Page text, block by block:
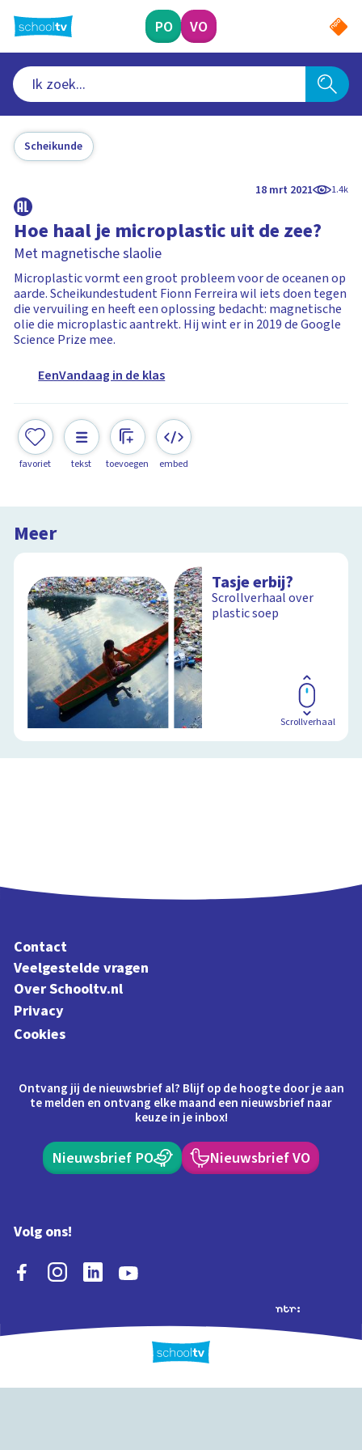
naar
hoofdinhoud
PO VO
Scheikunde
18 mrt 2021 1.4k
Hoe haal je microplastic uit de zee?
Met magnetische slaolie
Microplastic vormt een groot probleem voor de oceanen op
aarde. Scheikundestudent Fionn Ferreira wil iets doen tegen
die vervuiling en heeft een oplossing bedacht: magnetische
olie die microplastic aantrekt. Hij wint er in 2019 de Google
Science Prize mee.
EenVandaag in de klas
favoriet tekst toevoegen embed
Meer
Tasje erbij?
Scrollverhaal over
plastic soep
Scrollverhaal
Contact
Veelgestelde vragen
Over Schooltv.nl
Privacy
Cookies
Ontvang jij de nieuwsbrief al? Blijf op de hoogte door je aan
te melden en ontvang elke maand een nieuwsbrief naar
keuze in je inbox!
Nieuwsbrief PO Nieuwsbrief VO
Volg ons!